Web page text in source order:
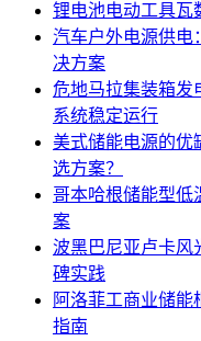
锂电池电动工具瓦
汽车户外电源供电
决方案
危地马拉集装箱发
系统稳定运行
美式储能电源的优
选方案？
哥本哈根储能型低
案
波黑巴尼亚卢卡风
碑实践
阿洛菲工商业储能
指南